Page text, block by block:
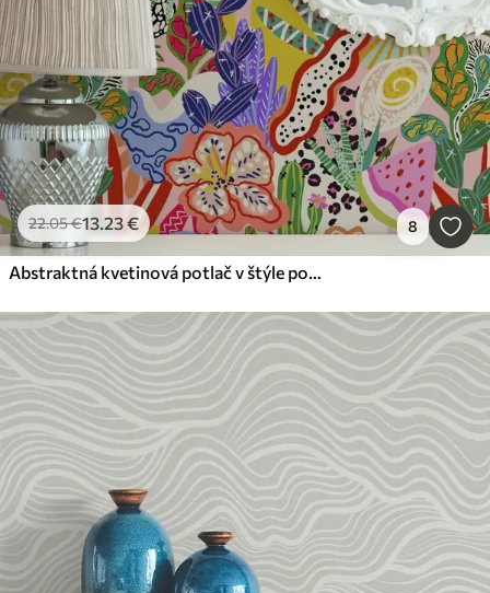
22.05€13.23€ 8
Abstraktná kvetinová potlač v štýle pop art